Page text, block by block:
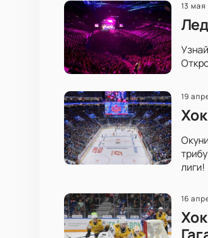
13 мая
19
лиги!
16